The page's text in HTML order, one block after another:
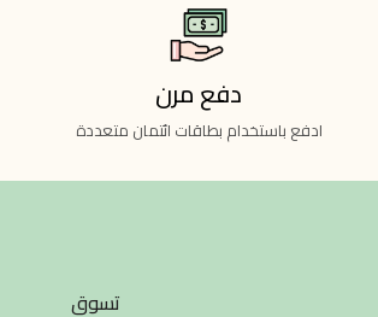
دفع مرن
ادفع باستخدام بطاقات ائتمان متعددة
تسوق